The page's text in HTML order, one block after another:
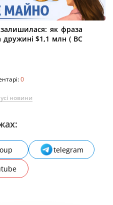
як фраза
дружині $1,1 млн ( ВС
0
новини
telegram